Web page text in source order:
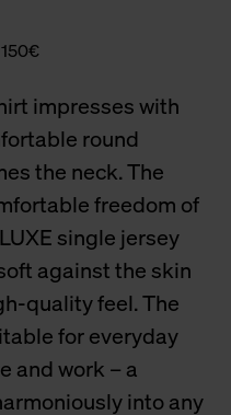
impresses with
round
the neck. The
freedom of
single jersey
against the skin
quality feel. The
for everyday
and work – a
into any